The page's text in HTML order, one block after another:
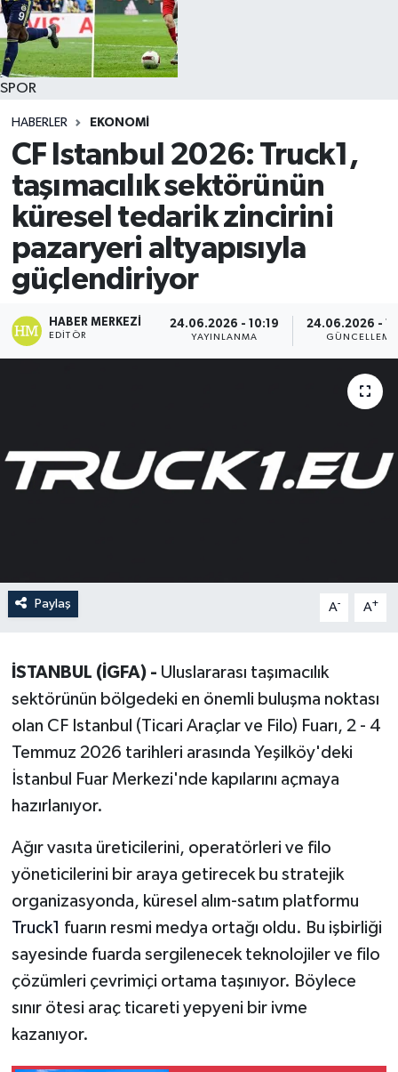
SPOR
HABERLER EKONOMİ
CF Istanbul 2026: Truck1,
taşımacılık sektörünün
küresel tedarik zincirini
pazaryeri altyapısıyla
güçlendiriyor
HABER MERKEZI
EDITÖR
24.06.2026 - 10:19
YAYINLANMA
24.06.2026 -
GÜNCELLEME
Paylaş A- A+
İSTANBUL (İGFA) - Uluslararası taşımacılık
sektörünün bölgedeki en önemli buluşma noktası
olan CF Istanbul (Ticari Araçlar ve Filo) Fuarı, 2 - 4
Temmuz 2026 tarihleri arasında Yeşilköy'deki
İstanbul Fuar Merkezi'nde kapılarını açmaya
hazırlanıyor.
Ağır vasıta üreticilerini, operatörleri ve filo
yöneticilerini bir araya getirecek bu stratejik
organizasyonda, küresel alım-satım platformu
Truck1 fuarın resmi medya ortağı oldu. Bu işbirliği
sayesinde fuarda sergilenecek teknolojiler ve filo
çözümleri çevrimiçi ortama taşınıyor. Böylece
sınır ötesi araç ticareti yepyeni bir ivme
kazanıyor.